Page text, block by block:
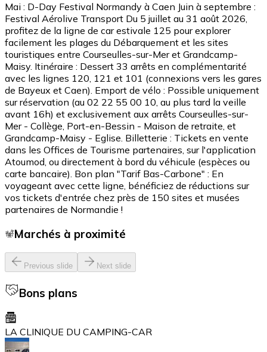
Mai : D-Day Festival Normandy à Caen Juin à septembre :
Festival Aérolive Transport Du 5 juillet au 31 août 2026,
profitez de la ligne de car estivale 125 pour explorer
facilement les plages du Débarquement et les sites
touristiques entre Courseulles-sur-Mer et Grandcamp-
Maisy. Itinéraire : Dessert 33 arrêts en complémentarité
avec les lignes 120, 121 et 101 (connexions vers les gares
de Bayeux et Caen). Emport de vélo : Possible uniquement
sur réservation (au 02 22 55 00 10, au plus tard la veille
avant 16h) et exclusivement aux arrêts Courseulles-sur-
Mer - Collège, Port-en-Bessin - Maison de retraite, et
Grandcamp-Maisy - Eglise. Billetterie : Tickets en vente
dans les Offices de Tourisme partenaires, sur l'application
Atoumod, ou directement à bord du véhicule (espèces ou
carte bancaire). Bon plan "Tarif Bas-Carbone" : En
voyageant avec cette ligne, bénéficiez de réductions sur
vos tickets d'entrée chez près de 150 sites et musées
partenaires de Normandie !
Marchés à proximité
Previous slide Next slide
Bons plans
LA CLINIQUE DU CAMPING-CAR